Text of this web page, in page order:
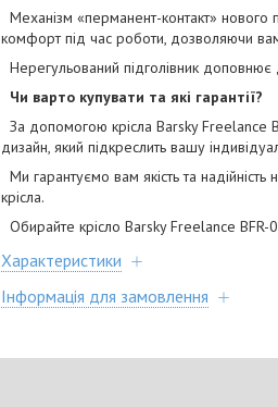
Механізм «перманент-контакт» нового
комфорт під час роботи, дозволяючи
Нерегульований підголівник
Чи варто купувати та які гарантії?
За допомогою крісла Barsky Freelance
дизайн, який підкреслить вашу
Ми гарантуємо вам якість та
крісла.
Обирайте крісло Barsky Freelance
Характеристики
Інформація для замовлення